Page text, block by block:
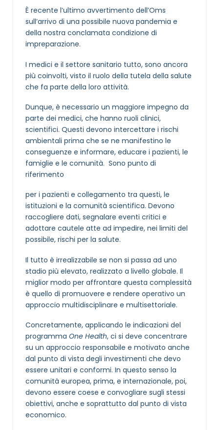
È recente l’ultimo avvertimento dell’Oms
sull’arrivo di una possibile nuova pandemia e
della nostra conclamata condizione di
impreparazione.
I medici e il settore sanitario tutto, sono ancora
più coinvolti, visto il ruolo della tutela della salute
che fa parte della loro attività.
Dunque, è necessario un maggiore impegno da
parte dei medici, che hanno ruoli clinici,
scientifici. Questi devono intercettare i rischi
ambientali prima che se ne manifestino le
conseguenze e informare, educare i pazienti, le
famiglie e le comunità. Sono punto di
riferimento
per i pazienti e collegamento tra questi, le
istituzioni e la comunità scientifica. Devono
raccogliere dati, segnalare eventi critici e
adottare cautele atte ad impedire, nei limiti del
possibile, rischi per la salute.
Il tutto è irrealizzabile se non si passa ad uno
stadio più elevato, realizzato a livello globale. Il
miglior modo per affrontare questa complessità
è quello di promuovere e rendere operativo un
approccio multidisciplinare e multisettoriale.
Concretamente, applicando le indicazioni del
programma One Health, ci si deve concentrare
su un approccio responsabile e motivato anche
dal punto di vista degli investimenti che devo
essere unitari e conformi. In questo senso la
comunità europea, prima, e internazionale, poi,
devono essere coese e convogliare sugli stessi
obiettivi, anche e soprattutto dal punto di vista
economico.